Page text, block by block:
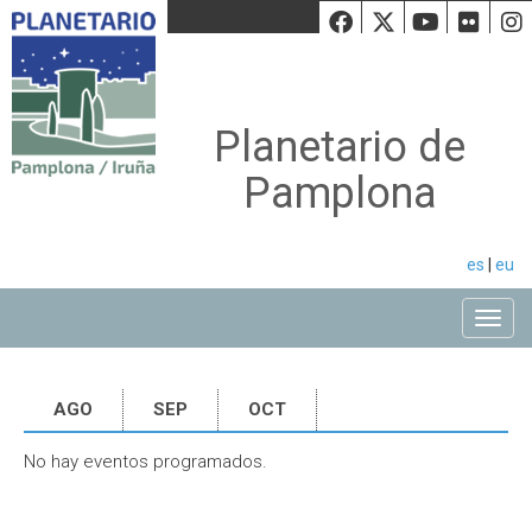
Facebook
Twiiter
Planetario de
Pamplona
es eu
AGO SEP OCT
No hay eventos programados.